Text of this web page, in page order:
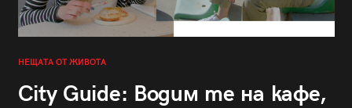
НЕЩАТА ОТ ЖИВОТА
City Guide: Водим те на кафе,